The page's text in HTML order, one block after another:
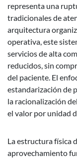
representa una
tradicionales de
arquitectura
operativa, este
servicios de alta
reducidos, sin
del paciente. El
estandarización de
la racionalización
el valor por unidad
La estructura física
aprovechamiento